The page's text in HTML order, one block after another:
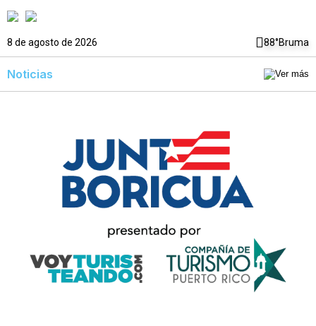
8 de agosto de 2026 88°Bruma
Noticias